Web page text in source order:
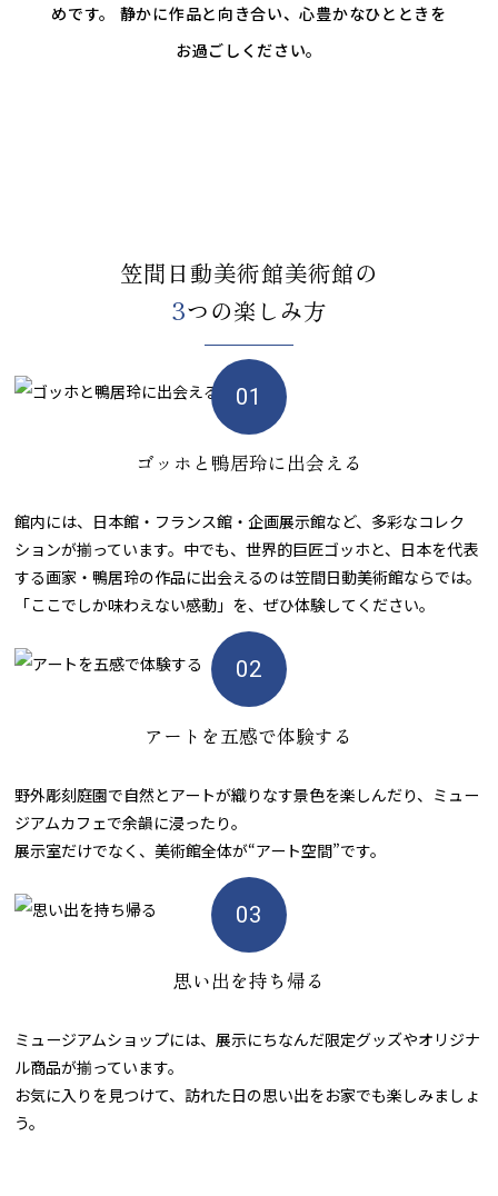
めです。
静かに作品と向き合い、心豊かなひとときを
お過ごしください。
笠間日動美術館美術館の
3つの楽しみ方
ゴッホと鴨居玲に出会える
館内には、日本館・フランス館・企画展示館など、多彩なコレク
ションが揃っています。中でも、世界的巨匠ゴッホと、日本を代表
する画家・鴨居玲の作品に出会えるのは笠間日動美術館ならでは。
「ここでしか味わえない感動」を、ぜひ体験してください。
アートを五感で体験する
野外彫刻庭園で自然とアートが織りなす景色を楽しんだり、ミュー
ジアムカフェで余韻に浸ったり。
展示室だけでなく、美術館全体が“アート空間”です。
思い出を持ち帰る
ミュージアムショップには、展示にちなんだ限定グッズやオリジナ
ル商品が揃っています。
お気に入りを見つけて、訪れた日の思い出をお家でも楽しみましょ
う。